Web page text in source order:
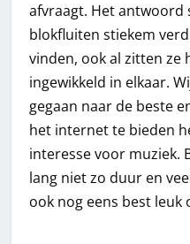
afvraagt. Het antwoord
blokfluiten stiekem
vinden, ook al zitten ze
ingewikkeld in elkaar.
gegaan naar de beste
het internet te bieden
interesse voor muziek.
lang niet zo duur en
ook nog eens best leuk